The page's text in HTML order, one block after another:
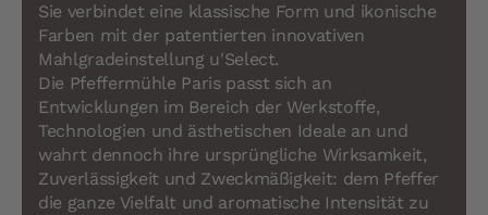
Sie verbindet eine klassische Form und ikonische
Farben mit der patentierten innovativen
Mahlgradeinstellung u'Select.
Die Pfeffermühle Paris passt sich an
Entwicklungen im Bereich der Werkstoffe,
Technologien und ästhetischen Ideale an und
wahrt dennoch ihre ursprüngliche Wirksamkeit,
Zuverlässigkeit und Zweckmäßigkeit: dem Pfeffer
die ganze Vielfalt und aromatische Intensität zu